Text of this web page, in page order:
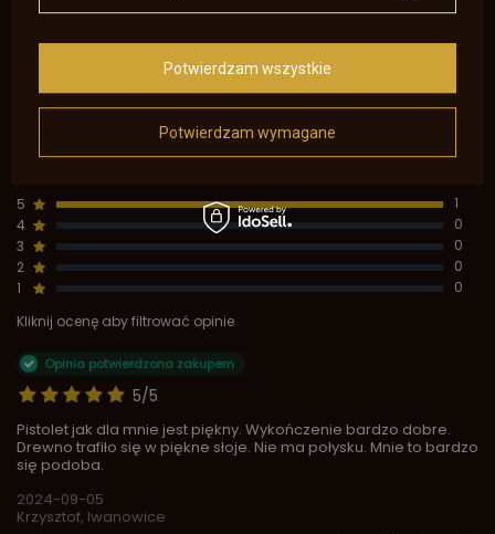
5.00
Napisz swoją opinię
5
1
4
0
3
0
2
0
1
0
Kliknij ocenę aby filtrować opinie
5/5
Opinia potwierdzona zakupem
Pistolet jak dla mnie jest piękny. Wykończenie bardzo dobre.
Drewno trafiło się w piękne słoje. Nie ma połysku. Mnie to bardzo
się podoba.
2024-09-05
Krzysztof, Iwanowice
Potwierdzam wymagane
Potwierdzam wszystkie